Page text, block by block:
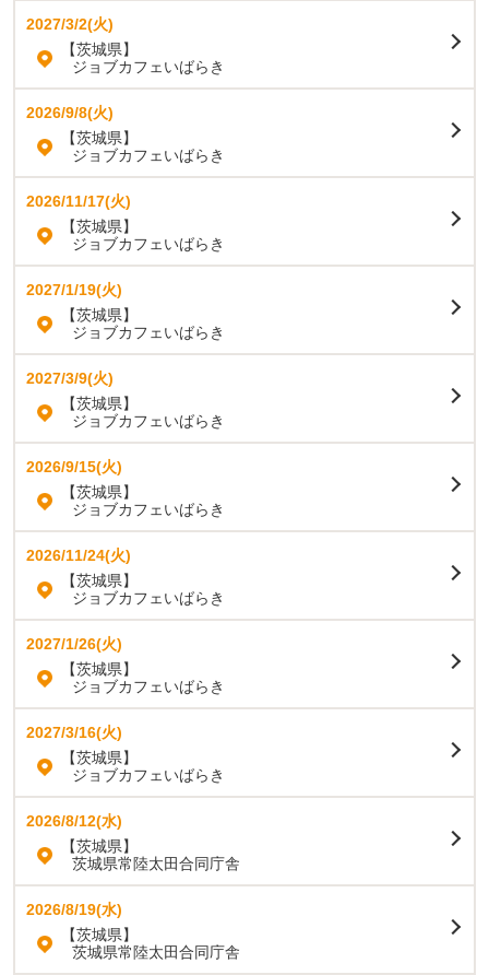
2027/3/2(火)
【茨城県】
ジョブカフェいばらき
2026/9/8(火)
【茨城県】
ジョブカフェいばらき
2026/11/17(火)
【茨城県】
ジョブカフェいばらき
2027/1/19(火)
【茨城県】
ジョブカフェいばらき
2027/3/9(火)
【茨城県】
ジョブカフェいばらき
2026/9/15(火)
【茨城県】
ジョブカフェいばらき
2026/11/24(火)
【茨城県】
ジョブカフェいばらき
2027/1/26(火)
【茨城県】
ジョブカフェいばらき
2027/3/16(火)
【茨城県】
ジョブカフェいばらき
2026/8/12(水)
【茨城県】
茨城県常陸太田合同庁舎
2026/8/19(水)
【茨城県】
茨城県常陸太田合同庁舎